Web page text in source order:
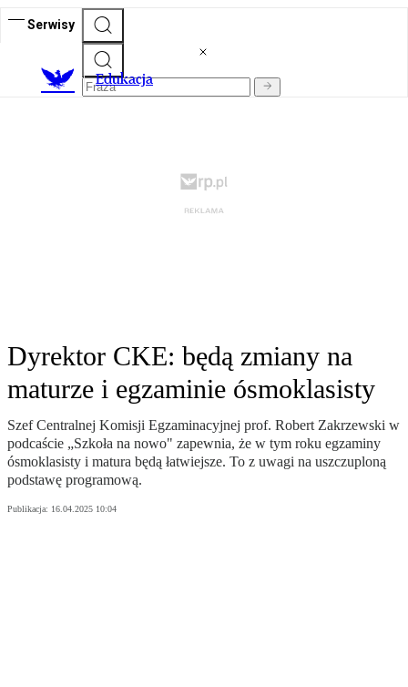
Serwisy
Edukacja
Dyrektor CKE: będą zmiany na
maturze i egzaminie ósmoklasisty
Szef Centralnej Komisji Egzaminacyjnej prof. Robert Zakrzewski w
podcaście „Szkoła na nowo" zapewnia, że w tym roku egzaminy
ósmoklasisty i matura będą łatwiejsze. To z uwagi na uszczuploną
podstawę programową.
Publikacja: 16.04.2025 10:04